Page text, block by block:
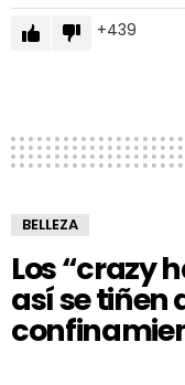
439
BELLEZA
Los “crazy
así se tiñen